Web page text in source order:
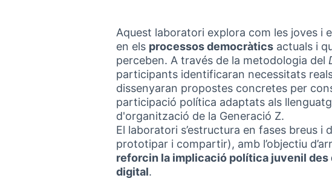
Aquest laboratori explora com les joves i
en els processos democràtics actuals i
perceben. A través de la metodologia del
participants identificaran necessitats
dissenyaran propostes concretes per
participació política adaptats als
d'organització de la Generació Z.
El laboratori s’estructura en fases breus
prototipar i compartir), amb l’objectiu
reforcin la implicació política juvenil des
digital.